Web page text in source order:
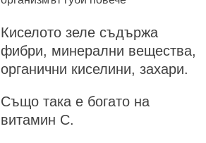
Киселото зеле съдържа
фибри, минерални вещества,
органични киселини, захари.
Също така е богато на
витамин С.